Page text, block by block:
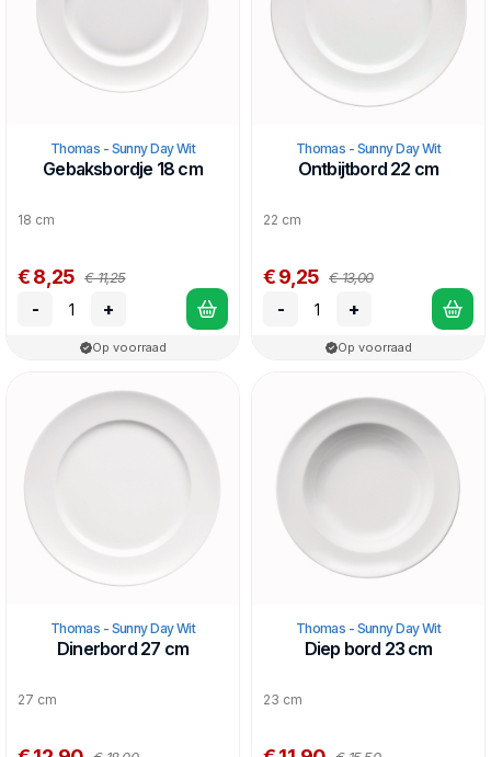
Thomas - Sunny Day Wit
Gebaksbordje 18 cm
18 cm
€ 8,25 € 11,25
- +
Op voorraad
Thomas - Sunny Day Wit
Ontbijtbord 22 cm
22 cm
€ 9,25 € 13,00
- +
Op voorraad
Thomas - Sunny Day Wit
Dinerbord 27 cm
27 cm
Thomas - Sunny Day Wit
Diep bord 23 cm
23 cm